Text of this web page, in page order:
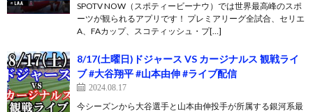
SPOTV NOW（スポティービーナウ）では世界最高峰のスポ
ーツが観られるアプリです！ プレミアリーグ全試合、セリエ
A、FAカップ、スコティッシュ・プ[…]
8/17(土曜日)ドジャース VS カージナルス 観戦ライ
ブ #大谷翔平 #山本由伸 #ライブ配信
2024.08.17
今シーズンから大谷選手と山本由伸投手が所属する銀河系最